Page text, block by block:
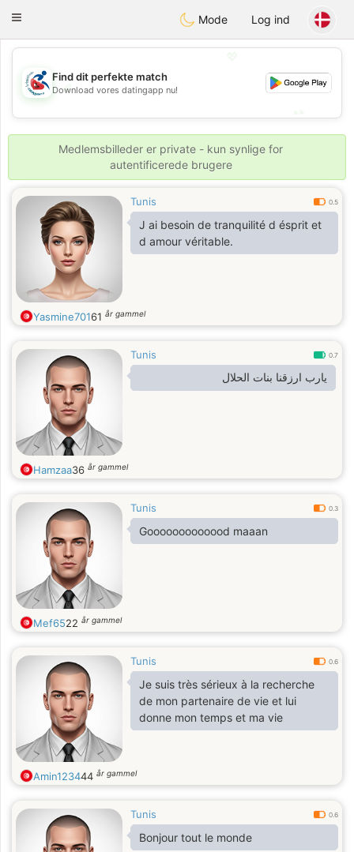
Handi Space
Toggle
Mode Log ind
💖
💕
Find dit perfekte match
Download vores datingapp nu!
Medlemsbilleder er private - kun synlige for
autentificerede brugere
Tunis 0.5
J ai besoin de tranquilité d ésprit et
d amour véritable.
Yasmine70161 år gammel
Tunis 0.7
يارب ارزقنا بنات الحلال
Hamzaa36 år gammel
Tunis 0.3
Gooooooooooood maaan
Mef6522 år gammel
Tunis 0.6
Je suis très sérieux à la recherche
de mon partenaire de vie et lui
donne mon temps et ma vie
Amin123444 år gammel
Tunis 0.6
Bonjour tout le monde